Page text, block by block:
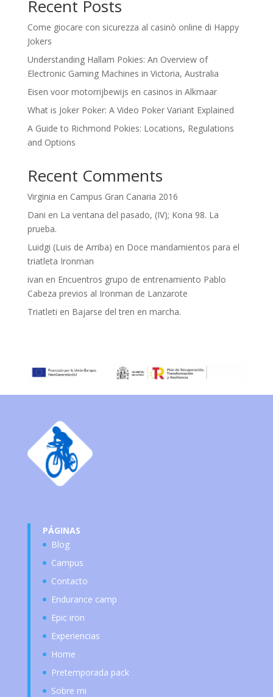
Recent Posts
Come giocare con sicurezza al casinò online di Happy
Jokers
Understanding Hallam Pokies: An Overview of
Electronic Gaming Machines in Victoria, Australia
Eisen voor motorrijbewijs en casinos in Alkmaar
What is Joker Poker: A Video Poker Variant Explained
A Guide to Richmond Pokies: Locations, Regulations
and Options
Recent Comments
Virginia en Campus Gran Canaria 2016
Dani en La ventana del pasado, (IV); Kona 98. La
prueba.
Luidgi (Luis de Arriba) en Doce mandamientos para el
triatleta Ironman
ivan en Encuentros grupo de entrenamiento Pablo
Cabeza previos al Ironman de Lanzarote
Triatleti en Bajarse del tren en marcha.
PÁGINAS
Blog
Campus
Contacto
Endurance camp
Epic iron
Experiencias
Home
Pretemporada pack
Sobre mi